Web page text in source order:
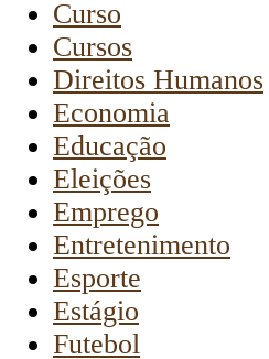
Curso
Cursos
Direitos Humanos
Economia
Educação
Eleições
Emprego
Entretenimento
Esporte
Estágio
Futebol